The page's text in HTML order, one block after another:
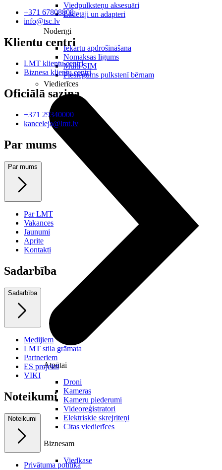
Viedpulksteņu aksesuāri
Lādētāji un adapteri
Noderīgi
Iekārtu apdrošināšana
Nomaksas līgums
Multi-SIM
Pieslēgums pulkstenī bērnam
Viedierīces
Atpūtai
Droni
Kameras
Kameru piederumi
Videoreģistratori
Elektriskie skrejriteņi
Citas viedierīces
Biznesam
Viedkase
+371 67808808
info@tsc.lv
Klientu centri
LMT klientu centri
Biznesa klientu centri
Oficiālā saziņa
+371 29340000
kanceleja@lmt.lv
Par mums
Par mums
Par LMT
Vakances
Jaunumi
Aprite
Kontakti
Sadarbība
Sadarbība
Medijiem
LMT stila grāmata
Partneriem
ES projekti
VIKI
Noteikumi
Noteikumi
Privātuma politika